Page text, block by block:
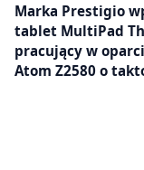
Marka Prestigio
tablet MultiPad
pracujący w
Atom Z2580 o